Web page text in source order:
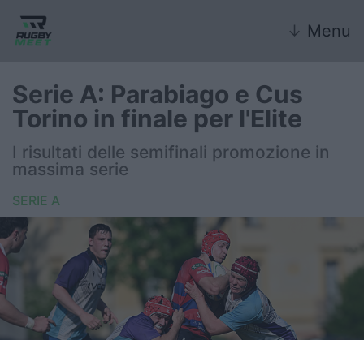
↓ Menu
Nazionali giovanili
Rugby Sevens
FIR
Internazionale
6 Nazioni
Serie A: Parabiago e Cus
Torino in finale per l'Elite
I risultati delle semifinali promozione in
massima serie
SERIE A